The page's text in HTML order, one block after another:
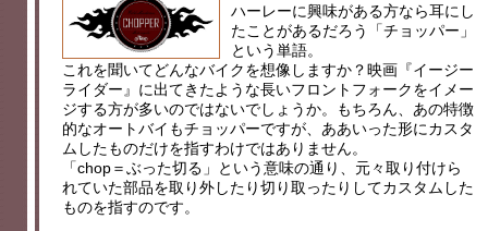
ハーレーに興味がある方なら耳にし
たことがあるだろう「チョッパー」
という単語。
これを聞いてどんなバイクを想像しますか？映画『イージー
ライダー』に出てきたような長いフロントフォークをイメー
ジする方が多いのではないでしょうか。もちろん、あの特徴
的なオートバイもチョッパーですが、ああいった形にカスタ
ムしたものだけを指すわけではありません。
「chop＝ぶった切る」という意味の通り、元々取り付けら
れていた部品を取り外したり切り取ったりしてカスタムした
ものを指すのです。